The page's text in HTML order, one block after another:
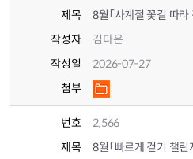
제목
8월「사계절 꽃길 따라
작성자
김다은
작성일
2026-07-27
첨부
번호
2,566
제목
8월「빠르게 걷기 챌린